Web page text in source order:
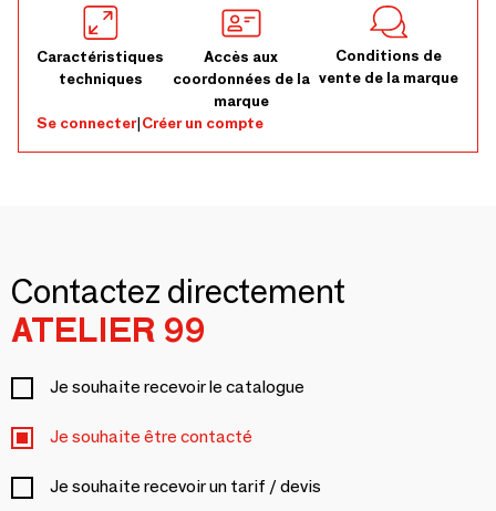
Caractéristiques
techniques
Accès aux
coordonnées de la
marque
Conditions de
vente de la marque
Se connecter|Créer un compte
Contactez directement
ATELIER 99
Je souhaite recevoir le catalogue
Je souhaite être contacté
Je souhaite recevoir un tarif / devis